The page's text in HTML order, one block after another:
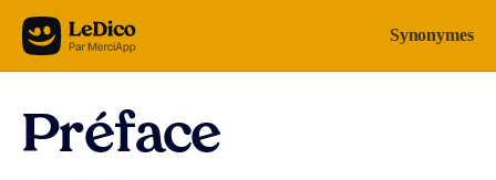
Aller au contenu Synonymes
Préface